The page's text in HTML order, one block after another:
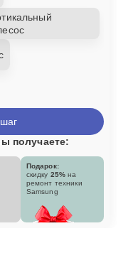
получаете:
Подарок:
скидку 25% на
ремонт техники
Samsung